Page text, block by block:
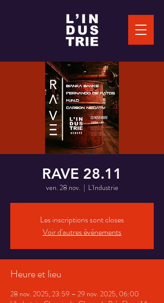
RAVE 28.11
ven. 28 nov.
  |
L'Industrie
Les inscriptions sont closes
Voir d'autres événements
Heure et lieu
28 nov. 2025, 23:59 – 29 nov. 2025, 06:00